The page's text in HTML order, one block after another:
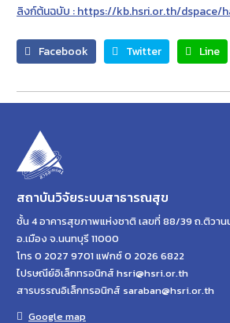
ลิงก์ต้นฉบับ : https://kb.hsri.or.th/dspace/
Facebook Twitter Line
สถาบันวิจัยระบบสาธารณสุข
ชั้น 4 อาคารสุขภาพแห่งชาติ เลขที่ 88/39 ถ.ติวา
อ.เมือง จ.นนทบุรี 11000
โทร 0 2027 9701 แฟกซ์ 0 2026 6822
ไปรษณีย์อิเล็กทรอนิกส์ hsri@hsri.or.th
สารบรรณอิเล็กทรอนิกส์ saraban@hsri.or.th
Google map